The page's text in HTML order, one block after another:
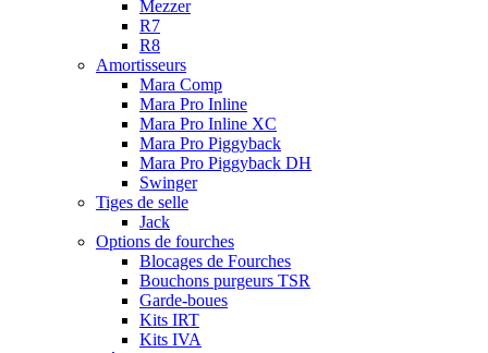
Mezzer
R7
R8
Amortisseurs
Mara Comp
Mara Pro Inline
Mara Pro Inline XC
Mara Pro Piggyback
Mara Pro Piggyback DH
Swinger
Tiges de selle
Jack
Options de fourches
Blocages de Fourches
Bouchons purgeurs TSR
Garde-boues
Kits IRT
Kits IVA